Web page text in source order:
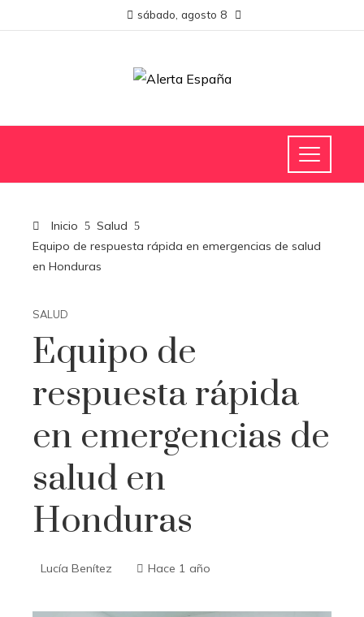
sábado, agosto 8
Inicio
Salud
Equipo de respuesta rápida en emergencias de salud
en Honduras
SALUD
Equipo de
respuesta rápida
en emergencias de
salud en
Honduras
Lucía Benítez Hace 1 año